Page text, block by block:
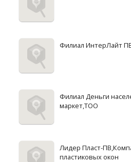
Филиал ИнтерЛайт
Филиал Деньги
маркет,ТОО
Лидер Пласт-
пластиковых окон